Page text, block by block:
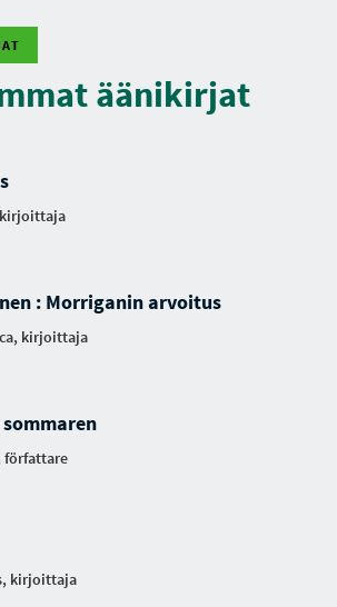
äänikirjat
kirjoittaja
: Morriganin arvoitus
kirjoittaja
författare
kirjoittaja